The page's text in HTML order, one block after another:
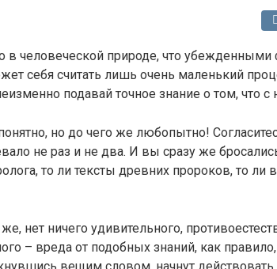
в человеческой природе, что убежденными
себя считать лишь очень маленький
подавай точное знание о том, что с
но до чего же любопытно!
не раз и не два. И вы сразу же
то ли тексты древних пророков, то
нет ничего удивительного,
– вреда от подобных знаний, как